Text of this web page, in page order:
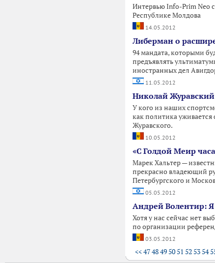
Интервью Info-Prim Neo
Республике Молдова
14.05.2012
Либерман о
94 мандата, которыми
предъявлять
иностранных дел
11.05.2012
Николай
У кого из наших
как политика
Журавского.
10.05.2012
«С Голдой Меир
Марек Хальтер —
прекрасно владеющий
Петербургского и
05.05.2012
Андрей Волентир:
Хотя у нас сейчас нет
по организации
03.05.2012
<<474849 50 51 52 53 54